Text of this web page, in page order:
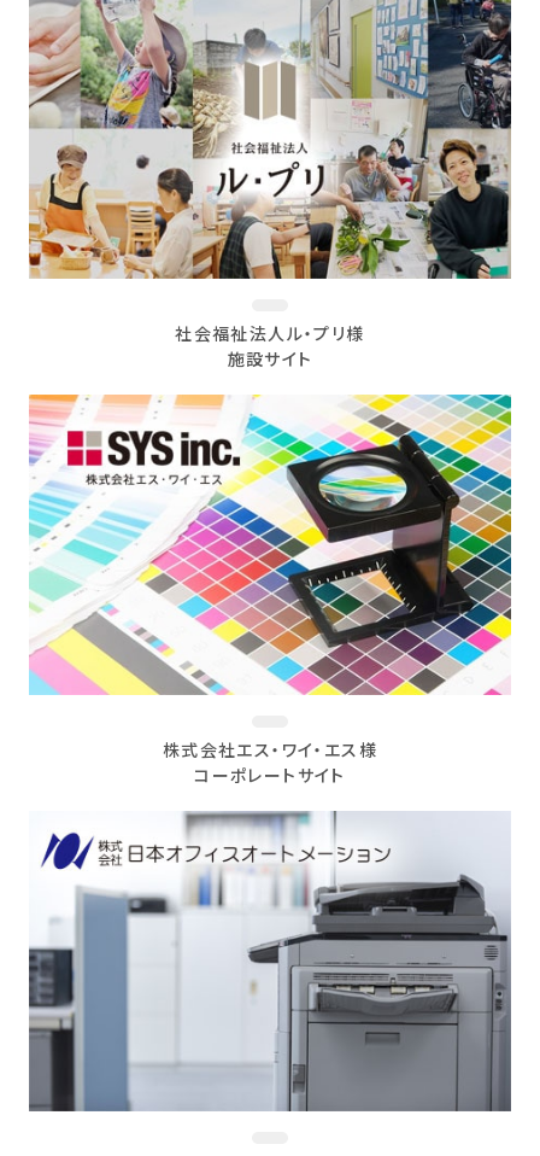
社会福祉法人ル・プリ様
施設サイト
株式会社エス・ワイ・エス様
コーポレートサイト